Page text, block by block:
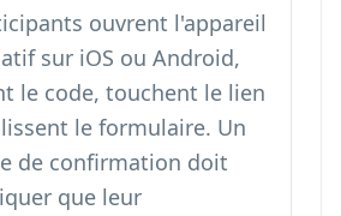
ouvrent l'appareil
sur iOS ou Android,
le code, touchent le lien
le formulaire. Un
de confirmation doit
que leur